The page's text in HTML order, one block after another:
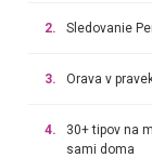
2. Sledovanie
3. Orava v
4.
30+ tipov na
sami doma